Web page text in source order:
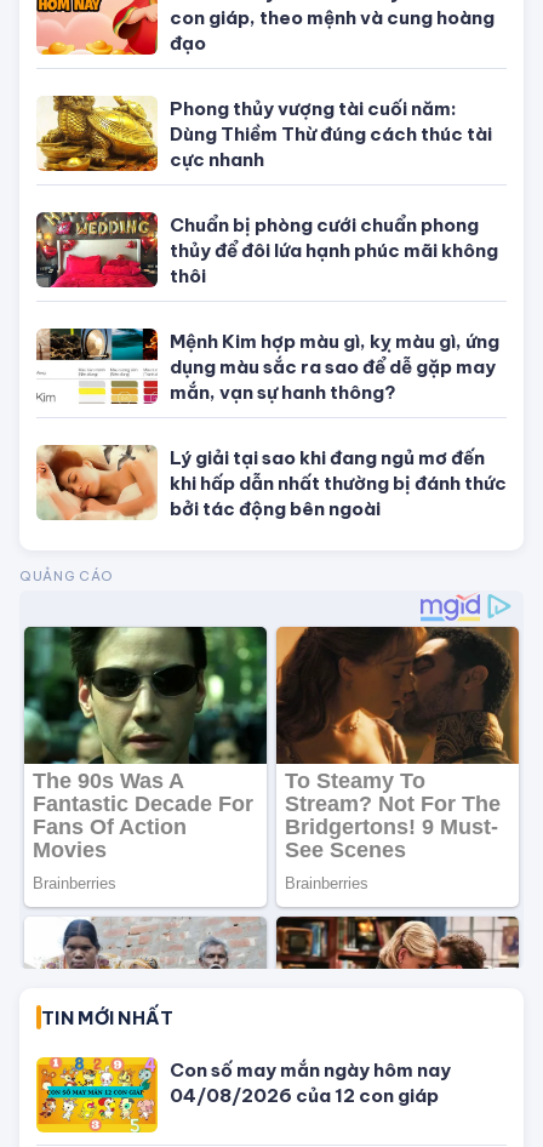
Tử vi tuổi Sửu
Tử vi tuổi Dần
Tử vi tuổi Thìn
Tử vi tuổi Ti
Tử vi tuổi Ngọ
Tử vi tuổi Mùi
Tử vi tuổi Thân
Tử vi tuổi Dậu
Tử vi tuổi Tuất
Tử vi tuổi Hợi
TIN NỔI BẬT
Con số may mắn hôm nay theo 12
con giáp, theo mệnh và cung hoàng
đạo
Dùng Thiềm Thừ đúng cách thúc tài
cực nhanh
Chuẩn bị phòng cưới chuẩn phong
thủy để đôi lứa hạnh phúc mãi không
thôi
Mệnh Kim hợp màu gì, kỵ màu gì, ứng
dụng màu sắc ra sao để dễ gặp may
mắn, vạn sự hanh thông?
Lý giải tại sao khi đang ngủ mơ đến
khi hấp dẫn nhất thường bị đánh thức
bởi tác động bên ngoài